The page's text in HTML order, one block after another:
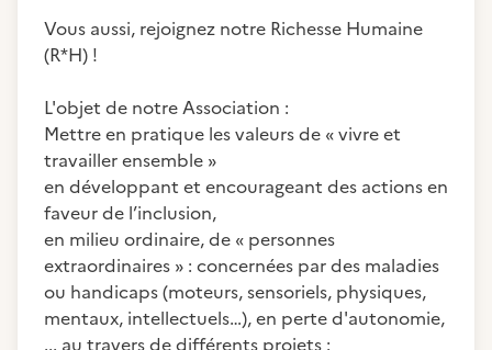
Vous aussi, rejoignez notre Richesse Humaine
(R*H) !
L'objet de notre Association :
Mettre en pratique les valeurs de « vivre et
travailler ensemble »
en développant et encourageant des actions en
faveur de l’inclusion,
en milieu ordinaire, de « personnes
extraordinaires » : concernées par des maladies
ou handicaps (moteurs, sensoriels, physiques,
mentaux, intellectuels…), en perte d'autonomie,
... au travers de différents projets :